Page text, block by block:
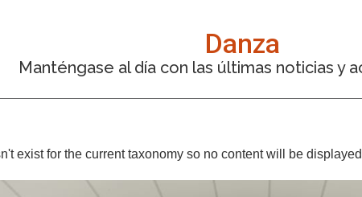
Danza
Manténgase al día con las últimas noticias y
exist for the current taxonomy so no content will be displayed